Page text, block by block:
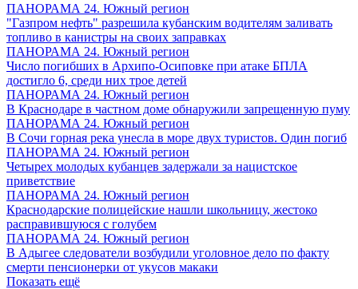
ПАНОРАМА 24. Южный регион
"Газпром нефть" разрешила кубанским водителям заливать
топливо в канистры на своих заправках
ПАНОРАМА 24. Южный регион
Число погибших в Архипо-Осиповке при атаке БПЛА
достигло 6, среди них трое детей
ПАНОРАМА 24. Южный регион
В Краснодаре в частном доме обнаружили запрещенную пуму
ПАНОРАМА 24. Южный регион
В Сочи горная река унесла в море двух туристов. Один погиб
ПАНОРАМА 24. Южный регион
Четырех молодых кубанцев задержали за нацистское
приветствие
ПАНОРАМА 24. Южный регион
Краснодарские полицейские нашли школьницу, жестоко
расправившуюся с голубем
ПАНОРАМА 24. Южный регион
В Адыгее следователи возбудили уголовное дело по факту
смерти пенсионерки от укусов макаки
Показать ещё